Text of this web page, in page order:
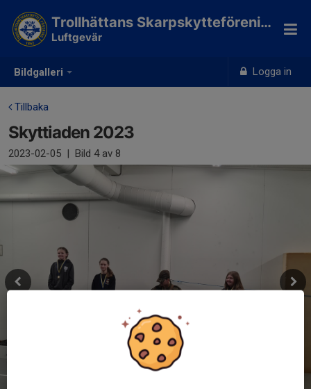
Bildgalleri Logga in
Trollhättans Skarpskytteförening
Luftgevär
Tillbaka
Skyttiaden 2023
2023-02-05 | Bild 4av 8